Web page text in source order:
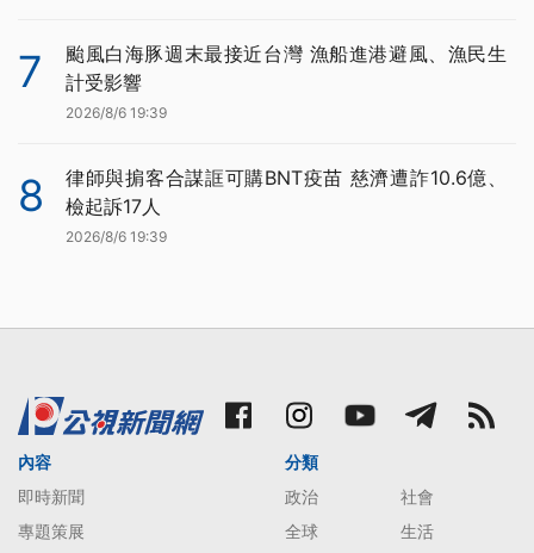
7
颱風白海豚週末最接近台灣 漁船進港避風、漁民生
計受影響
2026/8/6 19:39
8
律師與掮客合謀誆可購BNT疫苗 慈濟遭詐10.6億、
檢起訴17人
2026/8/6 19:39
內容
即時新聞
專題策展
分類
政治
社會
全球
生活